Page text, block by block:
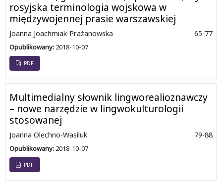
rosyjska terminologia wojskowa w
międzywojennej prasie warszawskiej
Joanna Joachmiak-Prażanowska 65-77
Opublikowany: 2018-10-07
PDF
Multimedialny słownik lingworealioznawczy
– nowe narzędzie w lingwokulturologii
stosowanej
Joanna Olechno-Wasiluk 79-88
Opublikowany: 2018-10-07
PDF